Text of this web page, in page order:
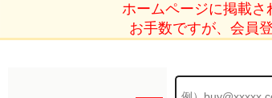
ホームページに掲載さ
お手数ですが、会員